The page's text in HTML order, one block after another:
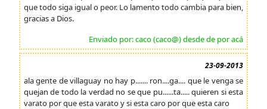
que todo siga igual o peor. Lo lamento todo cambia para bien,
gracias a Dios.
Enviado por: caco (caco@) desde de por acá
23-09-2013
ala gente de villaguay no hay p....... ron....ga.... que le venga se
quejan de todo la verdad no se que pu......ta..... quieren si esta
varato por que esta varato y si esta caro por que esta caro